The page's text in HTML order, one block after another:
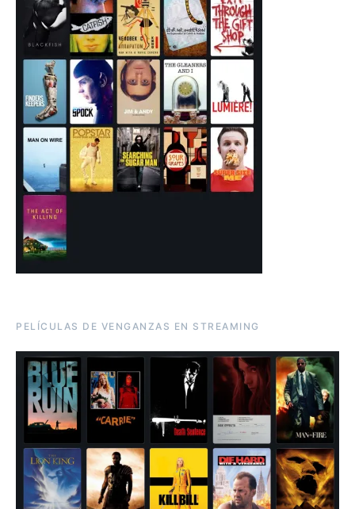
PELÍCULAS DE VENGANZAS EN STREAMING